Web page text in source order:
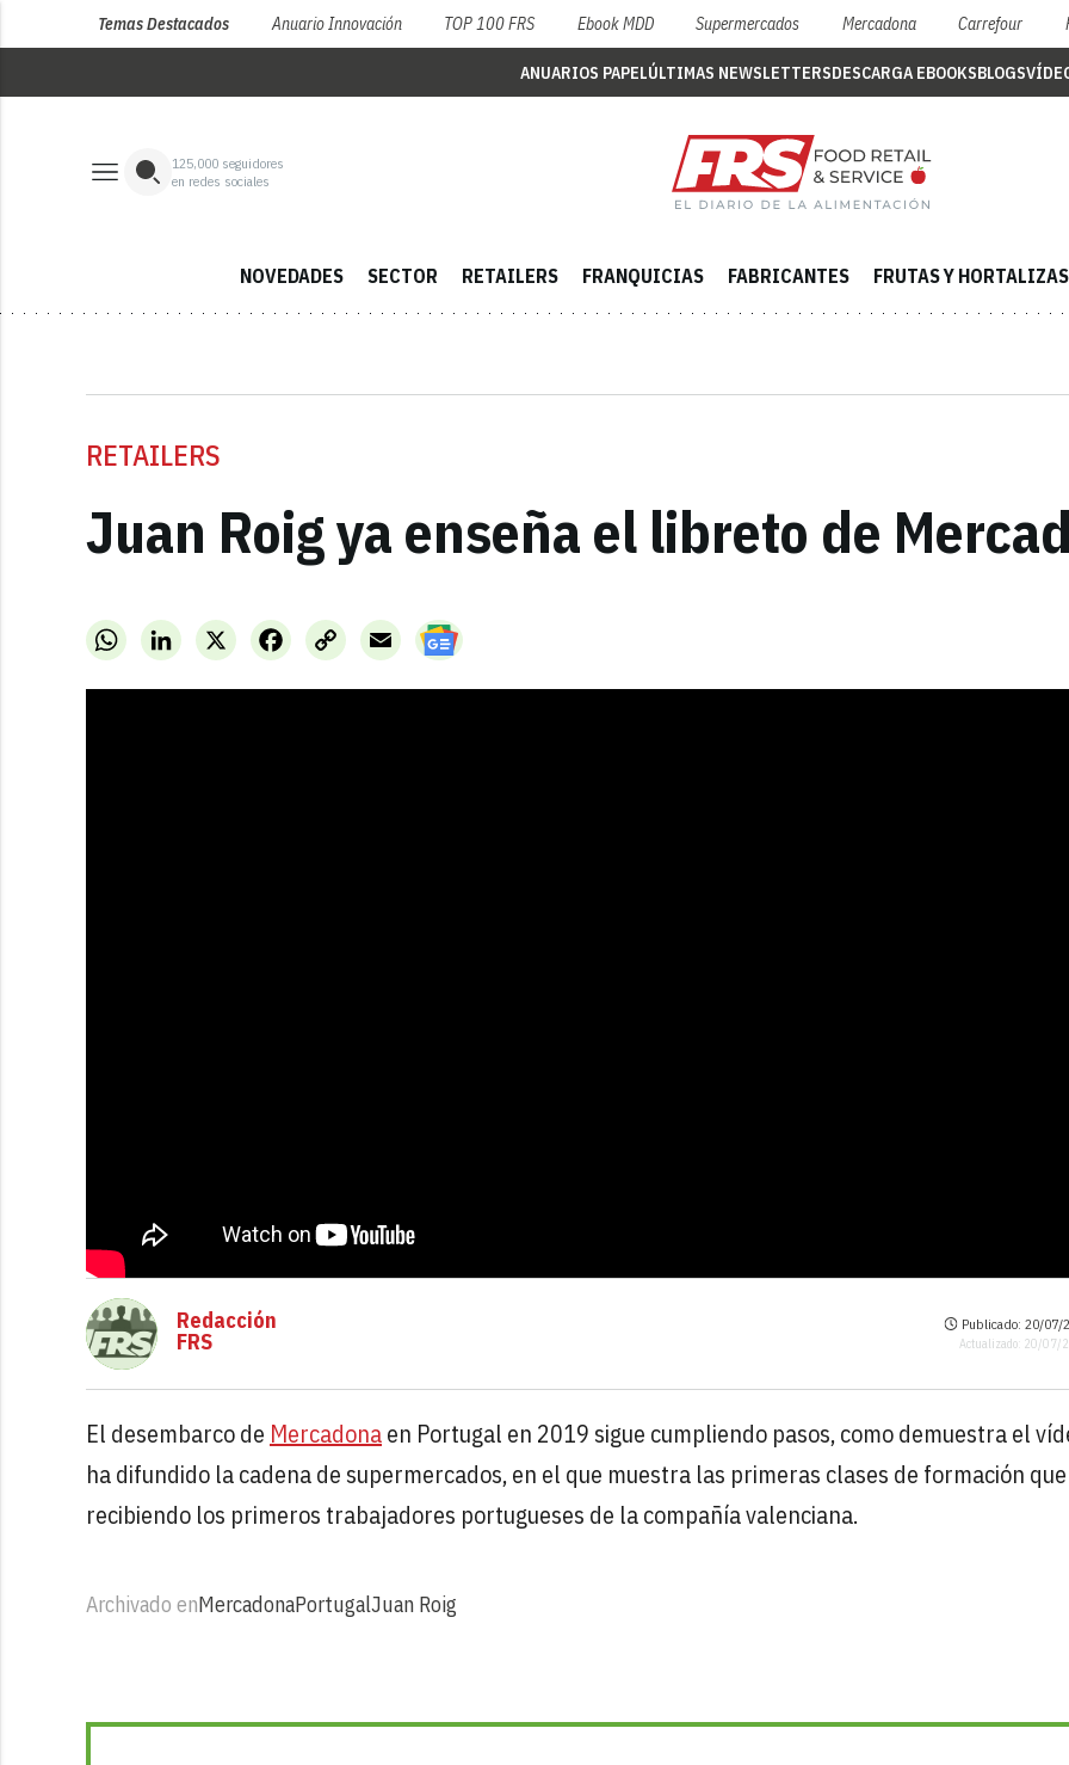
Temas Destacados Anuario Innovación TOP 100 FRS Ebook MDD Supermercados Mercadona Carrefour
ANUARIOS PAPELÚLTIMAS NEWSLETTERSDESCARGA EBOOKSBLOGS
125,000 seguidores
en redes sociales
NOVEDADES SECTOR RETAILERS FRANQUICIAS FABRICANTES FRUTAS Y HORTALIZAS
RETAILERS
Juan Roig ya enseña el libreto de
WhatsAppLinkedInX FacebookCopy
Link
Email
Redacción
FRS
Publicado: 20/07/
Actualizado: 20/07/
El desembarco de Mercadonaen Portugal en 2019 sigue cumpliendo pasos, como demuestra el
ha difundido la cadena de supermercados, en el que muestra las primeras clases de formación
recibiendo los primeros trabajadores portugueses de la compañía valenciana.
Archivado enMercadonaPortugalJuan Roig